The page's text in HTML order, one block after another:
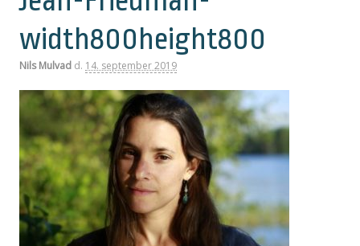
width800height800
Nils Mulvad d. 14. september 2019